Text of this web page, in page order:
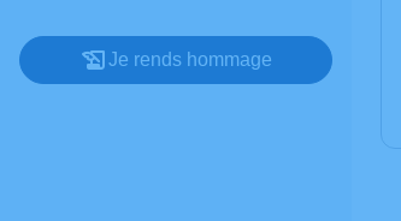
Je rends hommage